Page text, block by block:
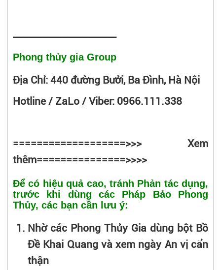
_____________________
Phong thủy gia Group
Địa Chỉ: 440 đường Bưởi, Ba Đình, Hà Nội
Hotline / ZaLo / Viber: 0966.111.338
===================>>> Xem
thêm===============>>>>
Để có hiệu quả cao, tránh Phản tác dụng,
trước khi dùng các Pháp Bảo Phong
Thủy, các bạn cần lưu ý:
Nhờ các Phong Thủy Gia dùng bột Bồ
Đề Khai Quang và xem ngày An vị cẩn
thận